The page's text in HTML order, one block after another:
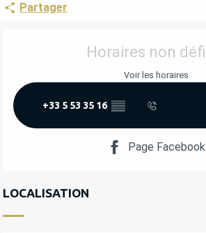
Partager
OUVERTURE ET
Horaires non
Voir les horaires
+33 5 53 35 16 ▒▒
Page Facebook
LOCALISATION